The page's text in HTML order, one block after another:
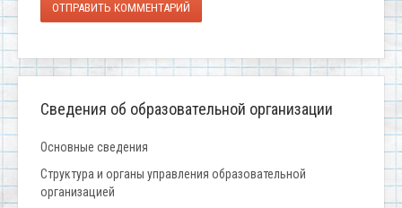
ОТПРАВИТЬ КОММЕНТАРИЙ
Сведения об образовательной организации
Основные сведения
Структура и органы управления образовательной
организацией